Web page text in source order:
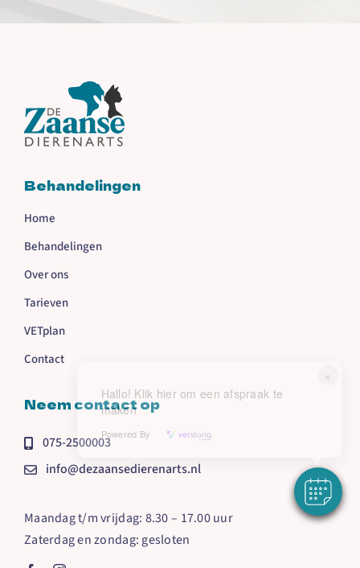
Behandelingen
Home
Behandelingen
Over ons
Tarieven
VETplan
Contact
Neem contact op
075-2500003
info@dezaansedierenarts.nl
Maandag t/m vrijdag: 8.30 – 17.00 uur
Zaterdag en zondag: gesloten
×
Hallo! Klik hier om een afspraak te
maken
Powered By